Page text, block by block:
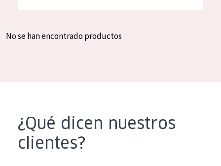
Crema de día
Crema de noche
Spanish
No se han encontrado productos
¿Qué dicen nuestros
clientes?